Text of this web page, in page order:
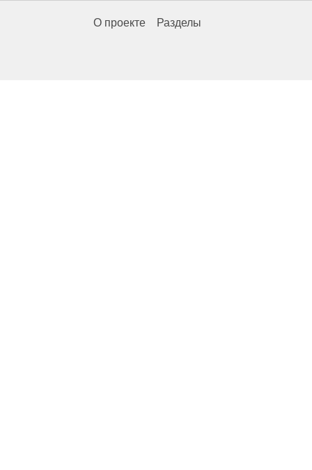
О проекте Разделы